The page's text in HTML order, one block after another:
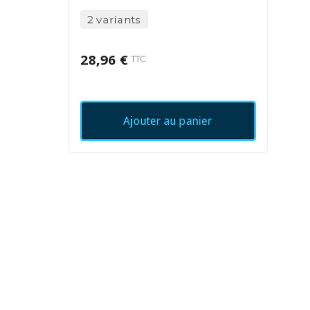
2 variants
28,96 € TTC
Ajouter au panier